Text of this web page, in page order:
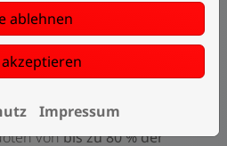
Förderung stärker nach Ihrer
Neben der Grundförderung
Einkommen und weiteren
Zuschläge gewährt
vonbis zu 80 % der
ablehnen
Impressum